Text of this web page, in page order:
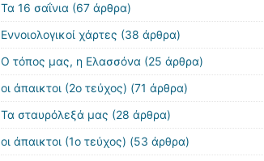
Τα 16 σαΐνια (67 άρθρα)
Εννοιολογικοί χάρτες (38 άρθρα)
Ο τόπος μας, η Ελασσόνα (25 άρθρα)
οι άπαικτοι (2ο τεύχος) (71 άρθρα)
Τα σταυρόλεξά μας (28 άρθρα)
οι άπαικτοι (1ο τεύχος) (53 άρθρα)